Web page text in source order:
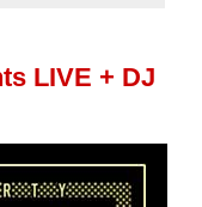
LIVE + DJ